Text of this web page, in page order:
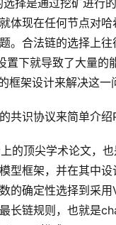
择是通过挖矿进行
体现在任何节点对
。合法链的选择上
下就导致了大量的
框架设计来解决这一
识协议来简单介绍
的顶尖学术论文，
型框架，并在其中
的确定性选择到采
长链规则，也就是